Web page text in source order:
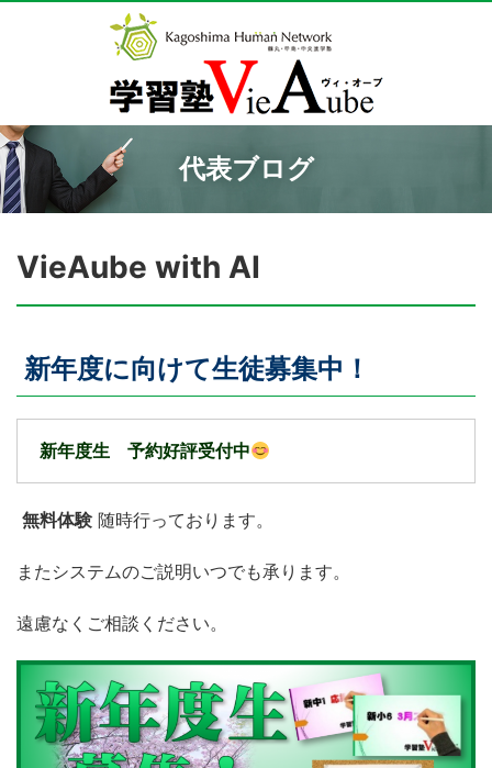
代表ブログ
VieAube with AI
新年度に向けて生徒募集中！
新年度生 予約好評受付中
無料体験 随時行っております。
またシステムのご説明いつでも承ります。
遠慮なくご相談ください。